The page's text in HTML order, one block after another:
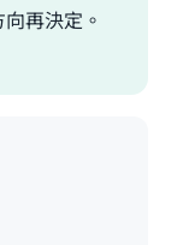
再決定。